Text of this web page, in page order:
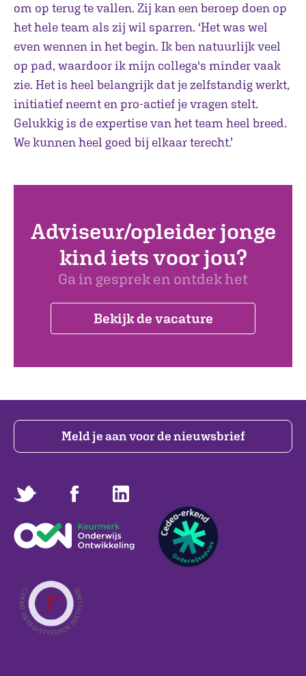
om op terug te vallen. Zij kan een beroep doen op
het hele team als zij wil sparren. ‘Het was wel
even wennen in het begin. Ik ben natuurlijk veel
op pad, waardoor ik mijn collega's minder vaak
zie. Het is heel belangrijk dat je zelfstandig werkt,
initiatief neemt en pro-actief je vragen stelt.
Gelukkig is de expertise van het team heel breed.
We kunnen heel goed bij elkaar terecht.’
Adviseur/opleider jonge
kind iets voor jou?
Ga in gesprek en ontdek het
Bekijk de vacature
Meld je aan voor de nieuwsbrief